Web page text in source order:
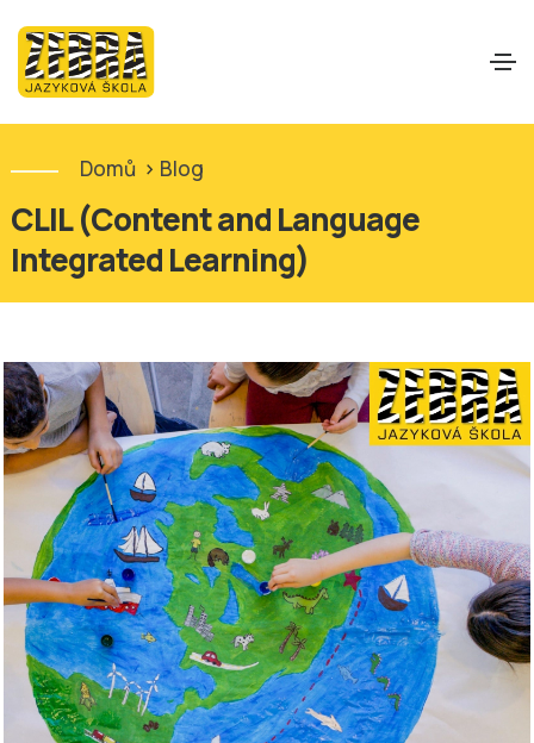
Domů > Blog
CLIL (Content and Language
Integrated Learning)